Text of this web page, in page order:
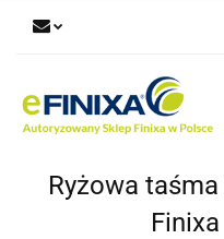
Ryżowa